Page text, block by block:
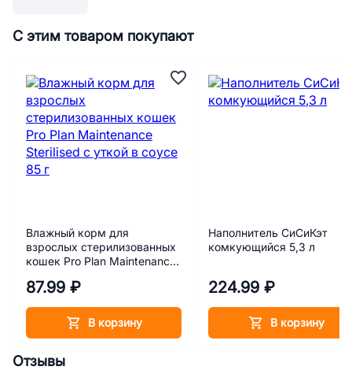
С этим товаром покупают
Влажный корм для
взрослых стерилизованных
кошек Pro Plan Maintenance
г
87.99 ₽
В корзину
Наполнитель СиСиКэт
комкующийся 5,3 л
224.99 ₽
В корзину
Отзывы